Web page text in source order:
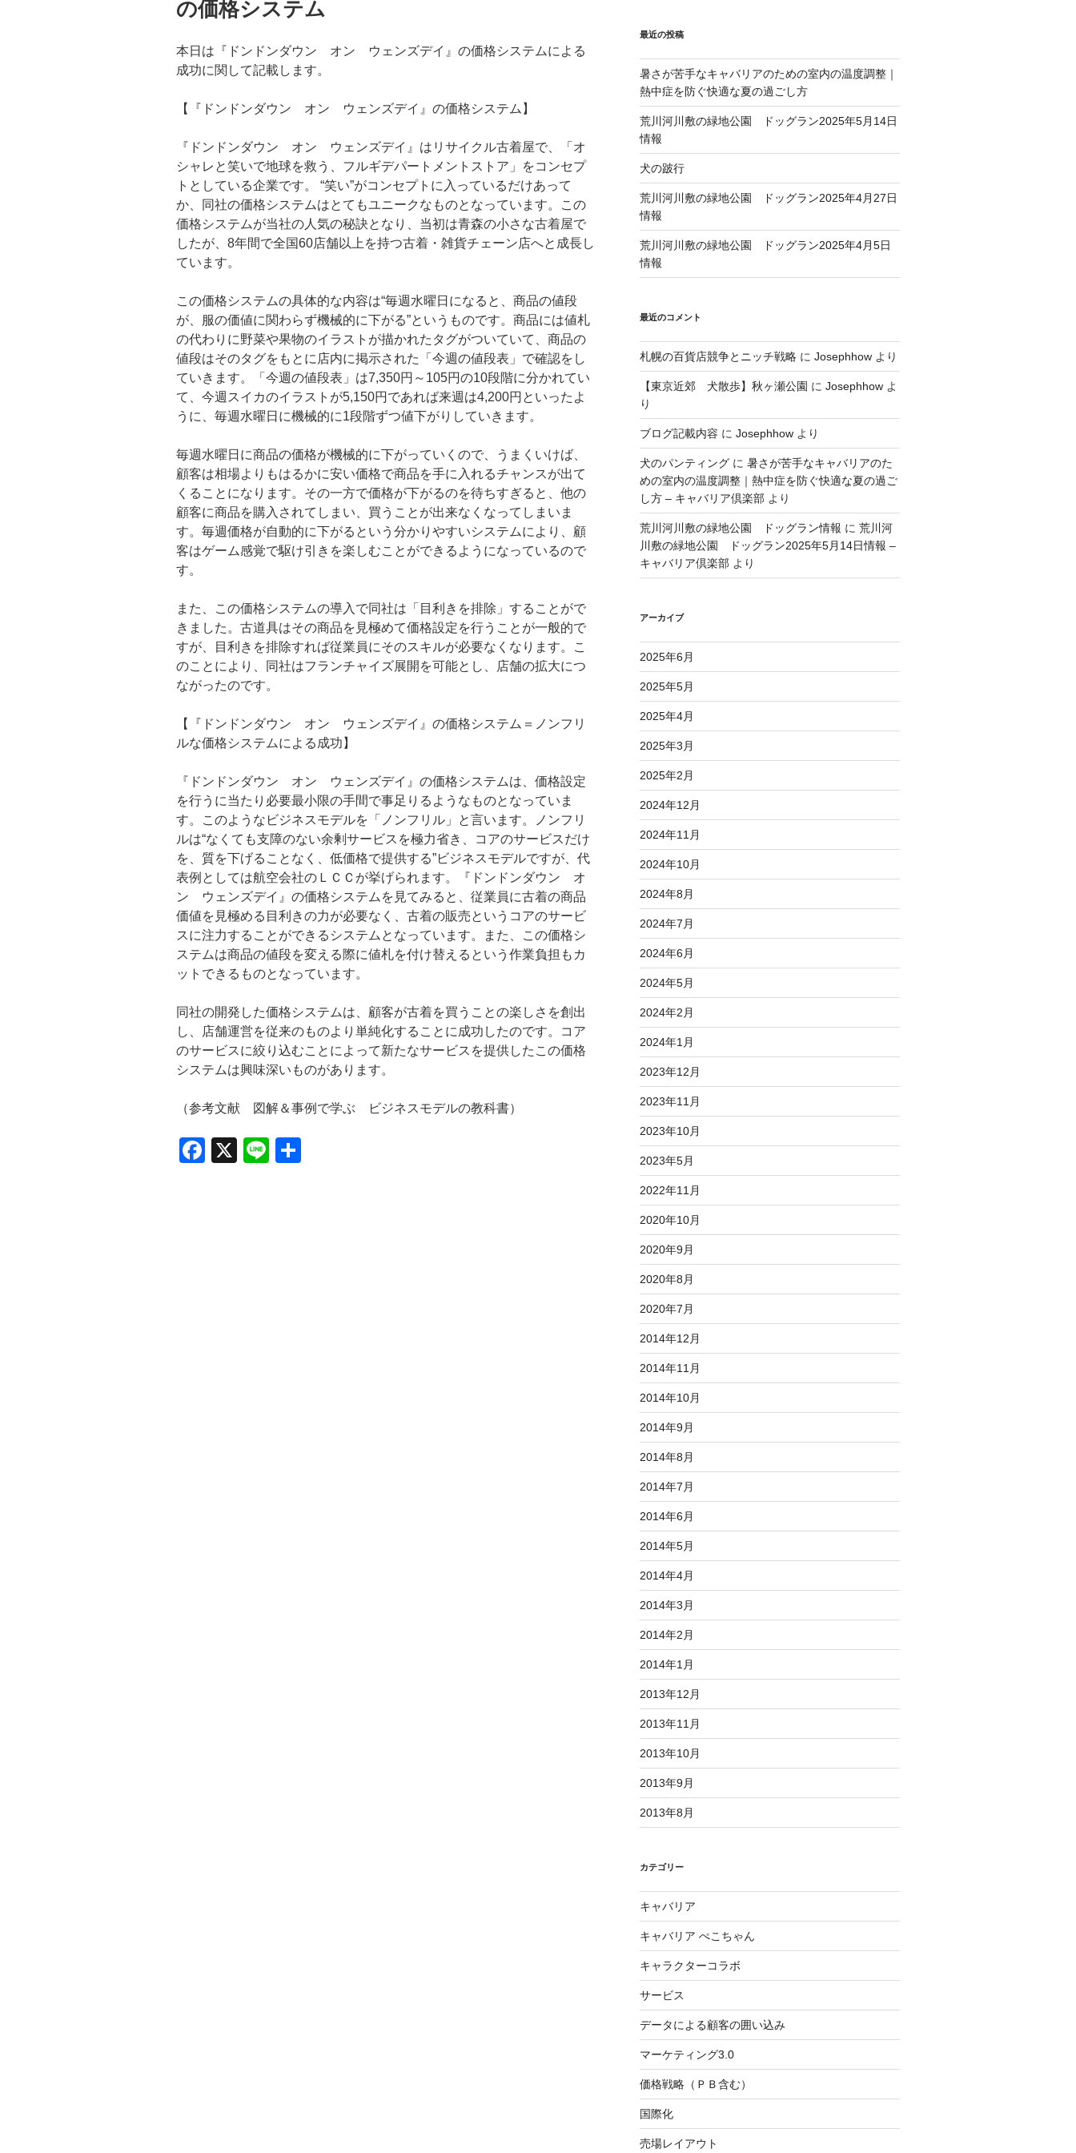
の価格システム
本日は『ドンドンダウン オン ウェンズデイ』の価格システムによる
成功に関して記載します。
【『ドンドンダウン オン ウェンズデイ』の価格システム】
『ドンドンダウン オン ウェンズデイ』はリサイクル古着屋で、「オ
シャレと笑いで地球を救う、フルギデパートメントストア」をコンセプ
トとしている企業です。 “笑い”がコンセプトに入っているだけあって
か、同社の価格システムはとてもユニークなものとなっています。この
価格システムが当社の人気の秘訣となり、当初は青森の小さな古着屋で
したが、8年間で全国60店舗以上を持つ古着・雑貨チェーン店へと成長し
ています。
この価格システムの具体的な内容は“毎週水曜日になると、商品の値段
が、服の価値に関わらず機械的に下がる”というものです。商品には値札
の代わりに野菜や果物のイラストが描かれたタグがついていて、商品の
値段はそのタグをもとに店内に掲示された「今週の値段表」で確認をし
ていきます。「今週の値段表」は7,350円～105円の10段階に分かれてい
て、今週スイカのイラストが5,150円であれば来週は4,200円といったよ
うに、毎週水曜日に機械的に1段階ずつ値下がりしていきます。
毎週水曜日に商品の価格が機械的に下がっていくので、うまくいけば、
顧客は相場よりもはるかに安い価格で商品を手に入れるチャンスが出て
くることになります。その一方で価格が下がるのを待ちすぎると、他の
顧客に商品を購入されてしまい、買うことが出来なくなってしまいま
す。毎週価格が自動的に下がるという分かりやすいシステムにより、顧
客はゲーム感覚で駆け引きを楽しむことができるようになっているので
す。
また、この価格システムの導入で同社は「目利きを排除」することがで
きました。古道具はその商品を見極めて価格設定を行うことが一般的で
すが、目利きを排除すれば従業員にそのスキルが必要なくなります。こ
のことにより、同社はフランチャイズ展開を可能とし、店舗の拡大につ
ながったのです。
【『ドンドンダウン オン ウェンズデイ』の価格システム＝ノンフリ
ルな価格システムによる成功】
『ドンドンダウン オン ウェンズデイ』の価格システムは、価格設定
を行うに当たり必要最小限の手間で事足りるようなものとなっていま
す。このようなビジネスモデルを「ノンフリル」と言います。ノンフリ
ルは“なくても支障のない余剰サービスを極力省き、コアのサービスだけ
を、質を下げることなく、低価格で提供する”ビジネスモデルですが、代
表例としては航空会社のＬＣＣが挙げられます。『ドンドンダウン オ
ン ウェンズデイ』の価格システムを見てみると、従業員に古着の商品
価値を見極める目利きの力が必要なく、古着の販売というコアのサービ
スに注力することができるシステムとなっています。また、この価格シ
ステムは商品の値段を変える際に値札を付け替えるという作業負担もカ
ットできるものとなっています。
同社の開発した価格システムは、顧客が古着を買うことの楽しさを創出
し、店舗運営を従来のものより単純化することに成功したのです。コア
のサービスに絞り込むことによって新たなサービスを提供したこの価格
システムは興味深いものがあります。
（参考文献 図解＆事例で学ぶ ビジネスモデルの教科書）
F
X
Li
最近の投稿
暑さが苦手なキャバリアのための室内の温度調整｜
熱中症を防ぐ快適な夏の過ごし方
荒川河川敷の緑地公園 ドッグラン2025年5月14日
情報
犬の跛行
荒川河川敷の緑地公園 ドッグラン2025年4月27日
情報
荒川河川敷の緑地公園 ドッグラン2025年4月5日
情報
最近のコメント
札幌の百貨店競争とニッチ戦略に Josephhowより
【東京近郊 犬散歩】秋ヶ瀬公園 に Josephhowよ
り
ブログ記載内容 に Josephhowより
犬のパンティングに 暑さが苦手なキャバリアのた
めの室内の温度調整｜熱中症を防ぐ快適な夏の過ご
し方 – キャバリア倶楽部より
荒川河川敷の緑地公園 ドッグラン情報 に 荒川河
川敷の緑地公園 ドッグラン2025年5月14日情報 –
キャバリア倶楽部より
アーカイブ
2025年6月
2025年5月
2025年4月
2025年3月
2025年2月
2024年12月
2024年11月
2024年10月
2024年8月
2024年7月
2024年6月
2024年5月
2024年2月
2024年1月
2023年12月
2023年11月
2023年10月
2023年5月
2022年11月
2020年10月
2020年9月
2020年8月
2020年7月
2014年12月
2014年11月
2014年10月
2014年9月
2014年8月
2014年7月
2014年6月
2014年5月
2014年4月
2014年3月
2014年2月
2014年1月
2013年12月
2013年11月
2013年10月
2013年9月
2013年8月
カテゴリー
キャバリア
キャバリア ぺこちゃん
キャラクターコラボ
サービス
データによる顧客の囲い込み
マーケティング3.0
価格戦略（ＰＢ含む）
国際化
売場レイアウト